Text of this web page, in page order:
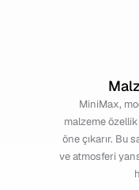
MiniMax,
malzeme
öne çıkarır. Bu
ve atmosferi